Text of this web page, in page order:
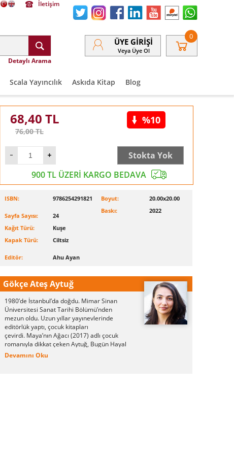
İletişim
Detaylı Arama
ÜYE GIRIŞI
Veya Üye Ol
0
Scala Yayıncılık Askıda Kitap Blog
68,40 TL
76,00TL
%10
Stokta Yok
900 TL ÜZERİ KARGO BEDAVA
ISBN: 9786254291821
Sayfa Sayısı:
24
Kağıt Türü:
Kuşe
Kapak Türü:
Ciltsiz
Editör: Ahu Ayan
Boyut:
20.00x20.00
Baskı:
2022
Gökçe Ateş Aytuğ
1980’de İstanbul’da doğdu. Mimar Sinan
Üniversitesi Sanat Tarihi Bölümü’nden
mezun oldu. Uzun yıllar yayınevlerinde
editörlük yaptı, çocuk kitapları
çevirdi. Maya’nın Ağacı (2017) adlı çocuk
romanıyla dikkat çeken Aytuğ, Bugün Hayal
Kuracaktım (2018) ve Bugün Çok Sıkıldım
Devamını Oku